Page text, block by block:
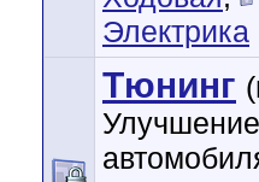
Электрика
Тюнинг